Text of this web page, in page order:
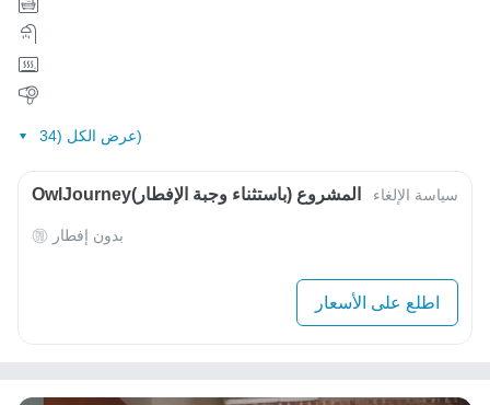
عرض الكل (34)
OwlJourneyالمشروع (باستثناء وجبة الإفطار) سياسة الإلغاء
بدون إفطار
اطلع على الأسعار